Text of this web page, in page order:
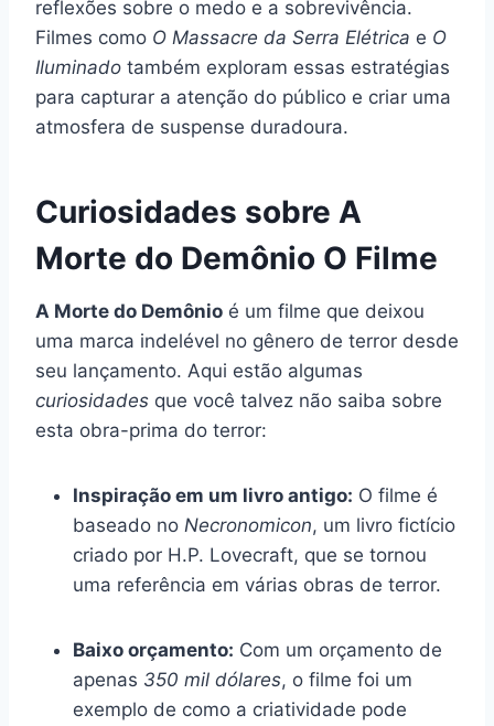
reflexões sobre o medo e a sobrevivência.
Filmes como O Massacre da Serra Elétrica e O
Iluminado também exploram essas estratégias
para capturar a atenção do público e criar uma
atmosfera de suspense duradoura.
Curiosidades sobre A
Morte do Demônio O Filme
A Morte do Demônio é um filme que deixou
uma marca indelével no gênero de terror desde
seu lançamento. Aqui estão algumas
curiosidades que você talvez não saiba sobre
esta obra-prima do terror:
Inspiração em um livro antigo: O filme é
baseado no Necronomicon, um livro fictício
criado por H.P. Lovecraft, que se tornou
uma referência em várias obras de terror.
Baixo orçamento: Com um orçamento de
apenas 350 mil dólares, o filme foi um
exemplo de como a criatividade pode